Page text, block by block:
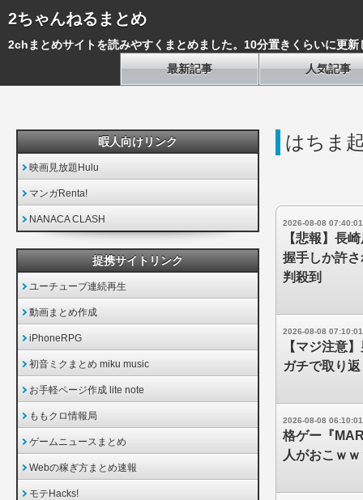
2ちゃんねるまとめ
2chまとめサイトを読みやすくまとめました。10分置きくらいに更新
最新記事
人気記事
はちま
2026-08-08 07:40:01
【悲報】長
握手しか許
判殺到
2026-08-08 07:10:01
【マジ注意
ガチで取り
2026-08-08 06:10:01
格ゲー『
人がおこｗ
暇人向けリンク
映画見放題Hulu
マンガRenta!
NANACA CLASH
提携サイトリンク
ユーチューブ連続再生
動画まとめ作成
iPhoneRPG
初音ミクまとめ miku music
お手軽ページ作成 lite note
ももクロ情報局
ゲームニュースまとめ
Webの稼ぎ方まとめ速報
モテHacks!